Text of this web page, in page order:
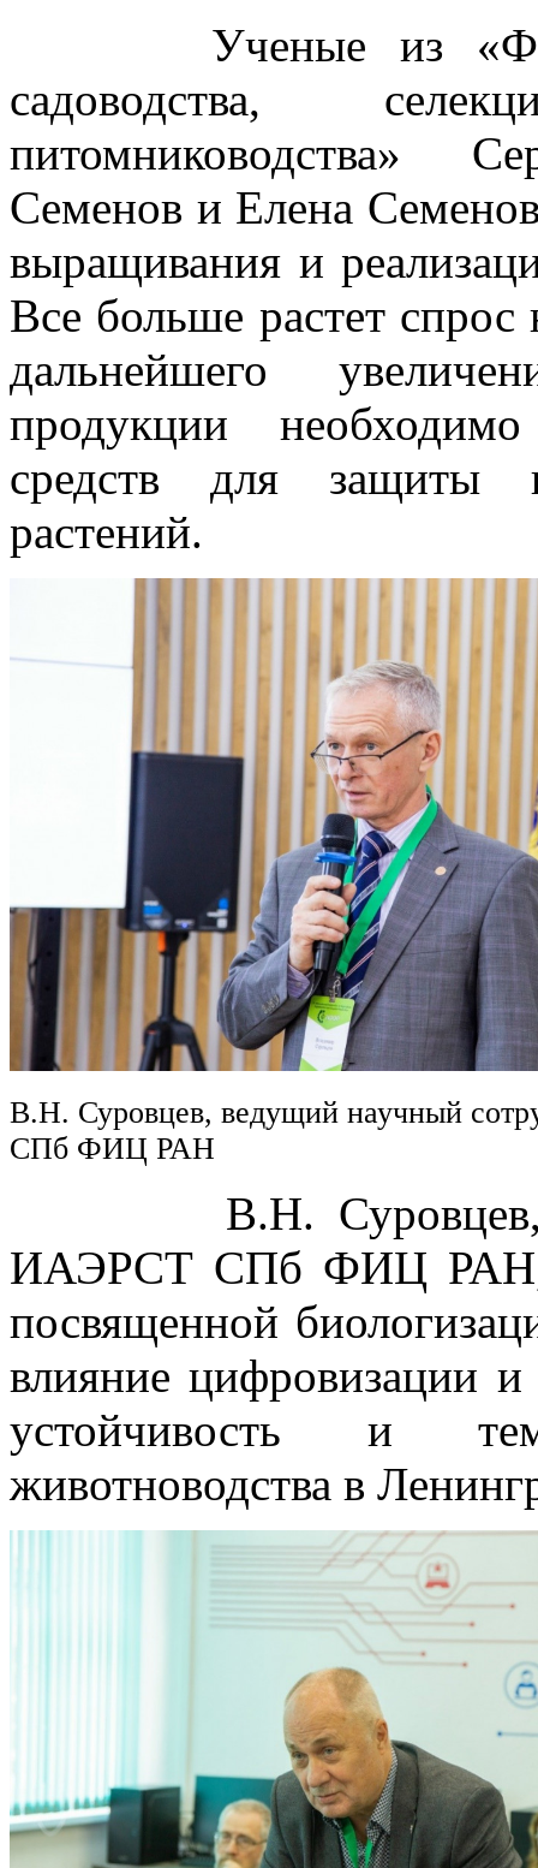
Ученые из
садоводства,
питомниководства»
Семенов и Елена
выращивания и
Все больше растет
дальнейшего
продукции
средств для защиты
растений.
В.Н. Суровцев, ведущий научный
СПб ФИЦ РАН
В.Н. Суровцев,
ИАЭРСТ СПб ФИЦ РАН,
посвященной
влияние цифровизации и
устойчивость и
животноводства в